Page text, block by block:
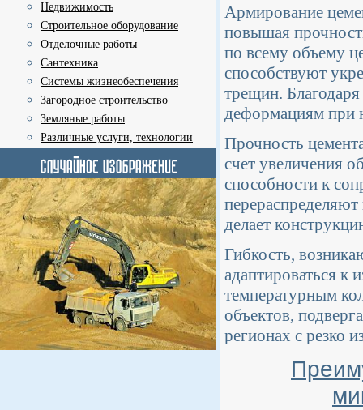
Недвижимость
Строительное оборудование
Отделочные работы
Сантехника
Системы жизнеобеспечения
Загородное строительство
Земляные работы
Различные услуги, технологии
Армирование
повышая
по всему объему
способствуют
трещин.
деформациям при
Прочность
счет увеличения
способности к
делает
Гибкость,
адаптироваться к
температурным
объектов,
регионах с резко